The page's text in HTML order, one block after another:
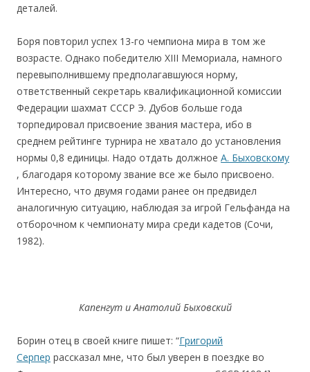
деталей.
Боря повторил успех 13-го чемпиона мира в том же
возрасте. Однако победителю XIII Мемориала, намного
перевыполнившему предполагавшуюся норму,
ответственный секретарь квалификационной комиссии
Федерации шахмат СССР Э. Дубов больше года
торпедировал присвоение звания мастера, ибо в
среднем рейтинге турнира не хватало до установления
нормы 0,8 единицы. Надо отдать должное А. Быховскому
, благодаря которому звание все же было присвоено.
Интересно, что двумя годами ранее он предвидел
аналогичную ситуацию, наблюдая за игрой Гельфанда на
отборочном к чемпионату мира среди кадетов (Сочи,
1982).
Капенгут и Анатолий Быховский
Борин отец в своей книге пишет: “Григорий
Серпер рассказал мне, что был уверен в поездке во